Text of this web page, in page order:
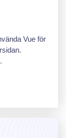
Vue för